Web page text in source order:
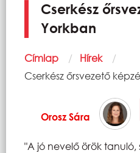
Cserkész
Yorkban
Morzsa
Címlap
Hírek
Current:
Cserkész őrsvezető
Orosz Sára
"A jó nevelő örök tanuló,